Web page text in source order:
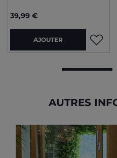
39,99 €
AJOUTER
AUTRES